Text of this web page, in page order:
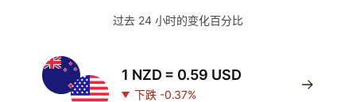
过去 24 小时的变化百分比
1 NZD = 0.59 USD
下跌 -0.37%